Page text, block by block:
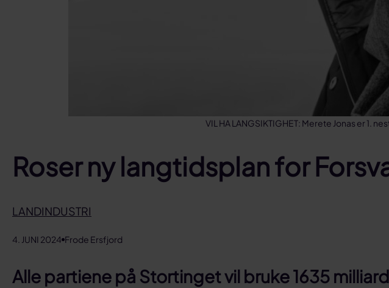
VIL HA LANGSIKTIGHET: Merete Jonas er 1.
Roser ny langtidsplan for
LANDINDUSTRI
4. JUNI 2024 Frode Ersfjord
Alle partiene på Stortinget vil bruke 1635